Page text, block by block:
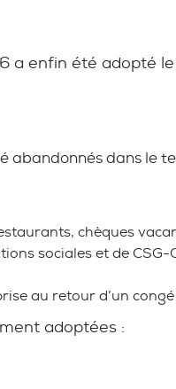
a enfin été adopté le
abandonnés dans le
chèques
sociales et de CSG-
au retour d’un
adoptées :